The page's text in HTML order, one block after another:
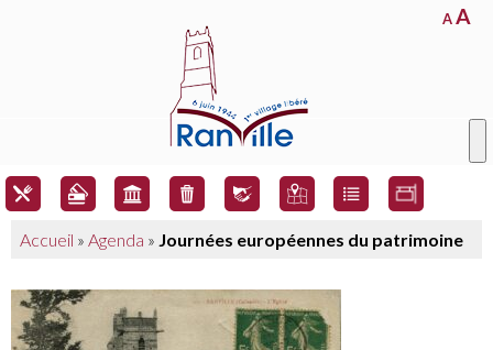
AA
Accueil » Agenda » Journées européennes du patrimoine